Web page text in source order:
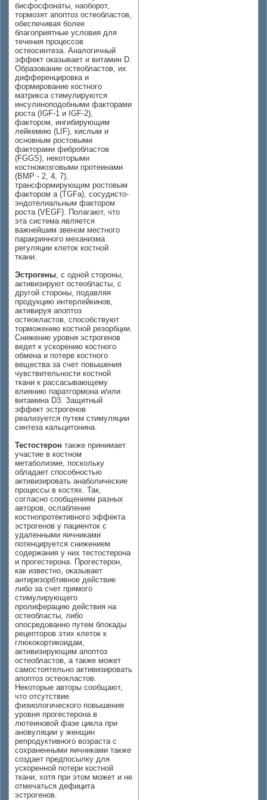
бисфосфонаты, наоборот,
тормозят апоптоз остеобластов,
обеспечивая более
благоприятные условия для
течения процессов
остеосинтеза. Аналогичный
эффект оказывает и витамин D.
Образование остеобластов, их
дифференцировка и
формирование костного
матрикса стимулируются
инсулиноподобными факторами
роста (IGF-1 и IGF-2),
фактором, ингибирующим
лейкемию (LIF), кислым и
основным ростовыми
факторами фибробластов
(FGGS), некоторыми
костномозговыми протеинами
(ВМР - 2, 4, 7),
трансформирующим ростовым
фактором a (TGFa), сосудисто-
эндотелиальным фактором
роста (VEGF). Полагают, что
эта система является
важнейшим звеном местного
паракринного механизма
регуляции клеток костной
ткани.
Эстрогены, с одной стороны,
активизируют остеобласты, с
другой стороны, подавляя
продукцию интерлейкинов,
активируя апоптоз
остеокластов, способствуют
торможению костной резорбции.
Снижение уровня эстрогенов
ведет к ускорению костного
обмена и потере костного
вещества за счет повышения
чувствительности костной
ткани к рассасывающему
влиянию паратгормона и/или
витамина D3. Защитный
эффект эстрогенов
реализуется путем стимуляции
синтеза кальцитонина.
Тестостерон также принимает
участие в костном
метаболизме, поскольку
обладает способностью
активизировать анаболические
процессы в костях. Так,
согласно сообщениям разных
авторов, ослабление
костнопротективного эффекта
эстрогенов у пациенток с
удаленными яичниками
потенцируется снижением
содержания у них тестостерона
и прогестерона. Прогестерон,
как известно, оказывает
антирезорбтивное действие
либо за счет прямого
стимулирующего
пролиферацию действия на
остеобласты, либо
опосредованно путем блокады
рецепторов этих клеток к
глюкокортикоидам,
активизирующим апоптоз
остеобластов, а также может
самостоятельно активизировать
апоптоз остеокластов.
Некоторые авторы сообщают,
что отсутствие
физиологического повышения
уровня прогестерона в
лютеиновой фазе цикла при
ановуляции у женщин
репродуктивного возраста с
сохраненными яичниками также
создает предпосылку для
ускоренной потери костной
ткани, хотя при этом может и не
отмечаться дефицита
эстрогенов.